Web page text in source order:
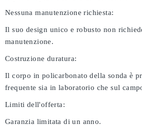
Nessuna manutenzione richiesta:
Il suo design unico e robusto non
manutenzione.
Costruzione duratura:
Il corpo in policarbonato della sonda è
frequente sia in laboratorio che sul
Limiti dell'offerta:
Garanzia limitata di un anno.